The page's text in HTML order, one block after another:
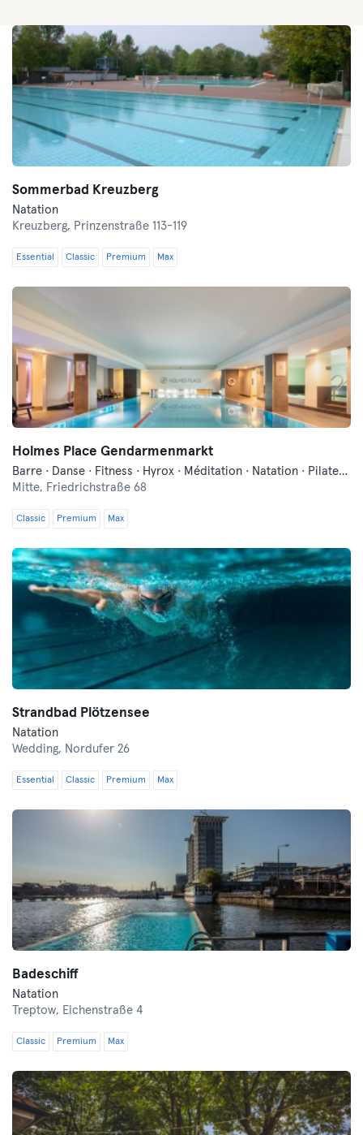
Sommerbad Kreuzberg
Natation
Kreuzberg, Prinzenstraße 113-119
Essential Classic Premium Max
Holmes Place Gendarmenmarkt
Barre · Danse · Fitness · Hyrox · Méditation · Natation · Pilates · Qi Gong et Tai Chi · Sauna · Yoga
Mitte, Friedrichstraße 68
Classic Premium Max
Strandbad Plötzensee
Natation
Wedding, Nordufer 26
Essential Classic Premium Max
Badeschiff
Natation
Treptow, Eichenstraße 4
Classic Premium Max